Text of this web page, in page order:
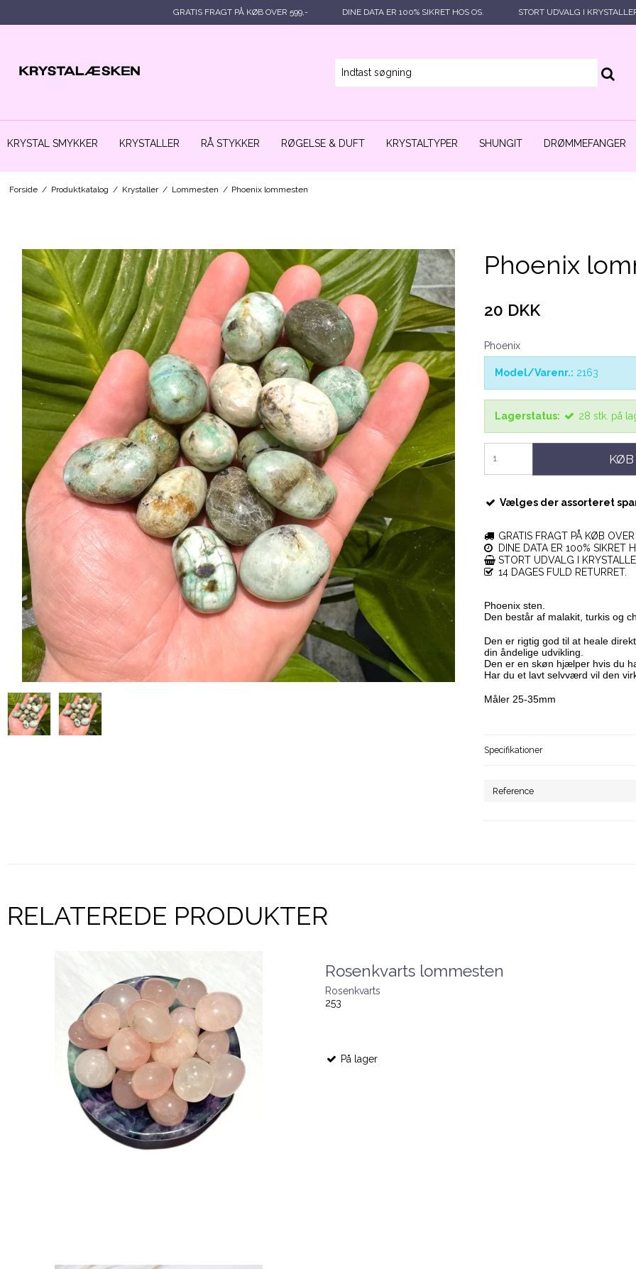
GRATIS FRAGT PÅ KØB OVER 599,- DINE DATA ER 100% SIKRET HOS OS. STORT UDVALG I
KRYSTAL SMYKKER KRYSTALLER RÅ STYKKER RØGELSE & DUFT KRYSTALTYPER SHUNGIT DRØMMEFANGER
Forside / Produktkatalog / Krystaller / Lommesten / Phoenix lommesten
Phoenix
20 DKK
Phoenix
Model/Varenr.: 2163
Lagerstatus: 28 stk. på
KØB
Vælges der assorteret
GRATIS FRAGT PÅ KØB
DINE DATA ER 100% SIKRET
STORT UDVALG I
14 DAGES FULD RETURRET.
Phoenix sten.
Den består af malakit, turkis og
Den er rigtig god til at heale
din åndelige udvikling.
Den er en skøn hjælper hvis du
Har du et lavt selvværd vil den
Måler 25-35mm
Specifikationer
Reference
RELATEREDE PRODUKTER
Rosenkvarts lommesten
Rosenkvarts
253
På lager